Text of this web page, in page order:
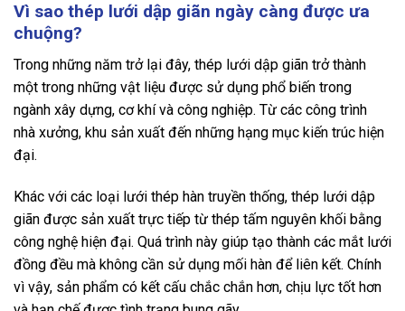
Vì sao thép lưới dập giãn ngày càng được ưa
chuộng?
Trong những năm trở lại đây, thép lưới dập giãn trở thành
một trong những vật liệu được sử dụng phổ biến trong
ngành xây dựng, cơ khí và công nghiệp. Từ các công trình
nhà xưởng, khu sản xuất đến những hạng mục kiến trúc hiện
đại.
Khác với các loại lưới thép hàn truyền thống, thép lưới dập
giãn được sản xuất trực tiếp từ thép tấm nguyên khối bằng
công nghệ hiện đại. Quá trình này giúp tạo thành các mắt lưới
đồng đều mà không cần sử dụng mối hàn để liên kết. Chính
vì vậy, sản phẩm có kết cấu chắc chắn hơn, chịu lực tốt hơn